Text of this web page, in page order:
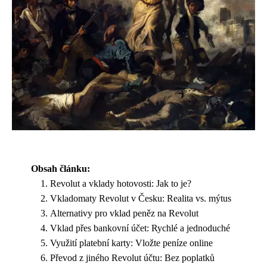
Obsah článku:
Revolut a vklady hotovosti: Jak to je?
Vkladomaty Revolut v Česku: Realita vs. mýtus
Alternativy pro vklad peněz na Revolut
Vklad přes bankovní účet: Rychlé a jednoduché
Využití platební karty: Vložte peníze online
Převod z jiného Revolut účtu: Bez poplatků